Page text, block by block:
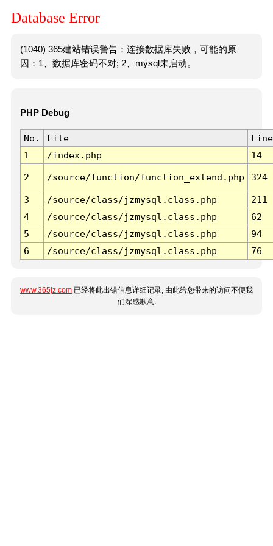
Database Error
(1040) 365建站错误警告：连接数据库失败，可能的原
因：1、数据库密码不对; 2、mysql未启动。
PHP Debug
No. File
Line
1
/index.php 14
2 /source/function/function_extend.php 324
3 /source/class/jzmysql.class.php
211
4
/source/class/jzmysql.class.php
62
5
/source/class/jzmysql.class.php
94
6
/source/class/jzmysql.class.php 76
www.365jz.com 已经将此出错信息详细记录, 由此给您带来的访问不便我
们深感歉意.